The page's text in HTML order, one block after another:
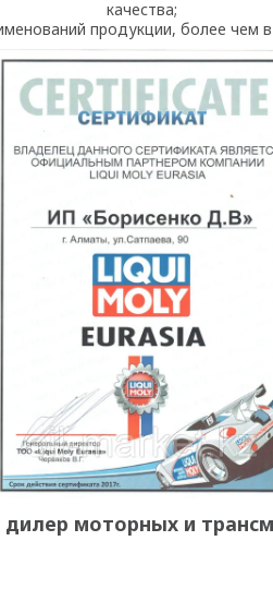
качества;
продукции, более чем
моторных и